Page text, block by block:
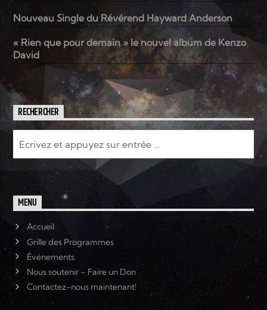
Nouveau Single du Révérend Hayward Anderson
« Rien que pour demain » le nouvel album de Kenzo
David
RECHERCHER
MENU
Accueil
Grille des Programmes
Événements
Nous soutenir – Faire un Don
Contactez-nous maintenant!